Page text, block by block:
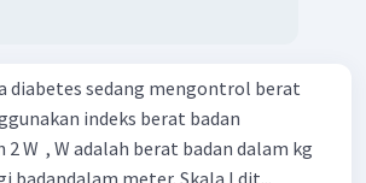
diabetes sedang mengontrol berat
indeks berat badan
2 W ​ , W adalah berat badan dalam kg